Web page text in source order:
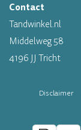
Contact
Tandwinkel.nl
Middelweg 58
4196 JJ Tricht
Disclaimer